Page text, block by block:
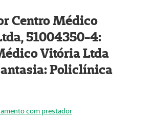
Centro Médico
51004350-4:
Vitória Ltda
Policlínica
com prestador